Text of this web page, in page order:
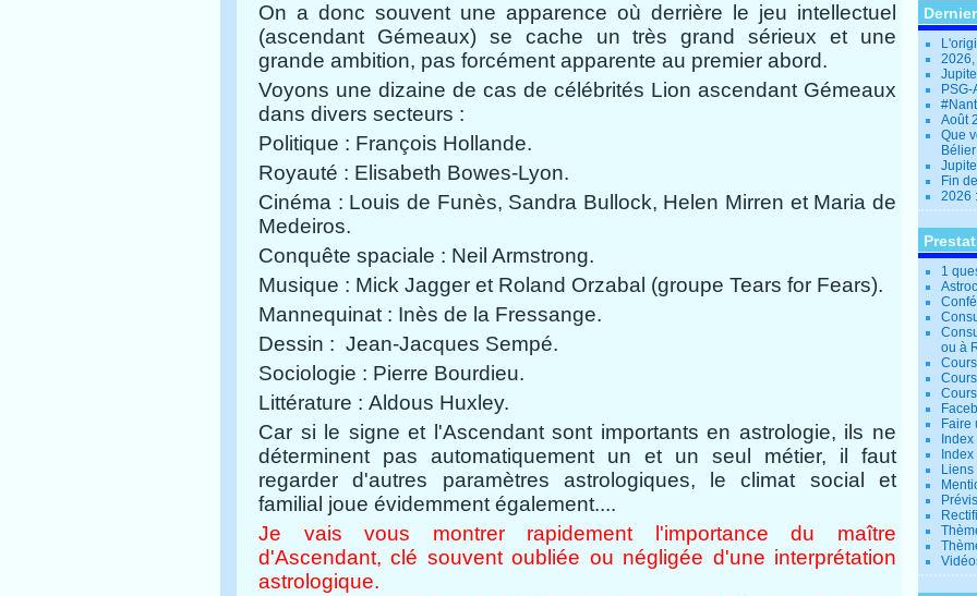
On a donc souvent une apparence où derrière le jeu intellectuel
(ascendant Gémeaux) se cache un très grand sérieux et une
grande ambition, pas forcément apparente au premier abord.
Voyons une dizaine de cas de célébrités Lion ascendant Gémeaux
dans divers secteurs :
Politique : François Hollande.
Royauté : Elisabeth Bowes-Lyon.
Cinéma : Louis de Funès, Sandra Bullock, Helen Mirren et Maria de
Medeiros.
Conquête spaciale : Neil Armstrong.
Musique : Mick Jagger et Roland Orzabal (groupe Tears for Fears).
Mannequinat : Inès de la Fressange.
Dessin : Jean-Jacques Sempé.
Sociologie : Pierre Bourdieu.
Littérature : Aldous Huxley.
Car si le signe et l'Ascendant sont importants en astrologie, ils ne
déterminent pas automatiquement un et un seul métier, il faut
regarder d'autres paramètres astrologiques, le climat social et
familial joue évidemment également....
Je vais vous montrer rapidement l'importance du maître
d'Ascendant, clé souvent oubliée ou négligée d'une interprétation
astrologique.
Août
Que
Fin
2026
1
ou à
Faire
Liens